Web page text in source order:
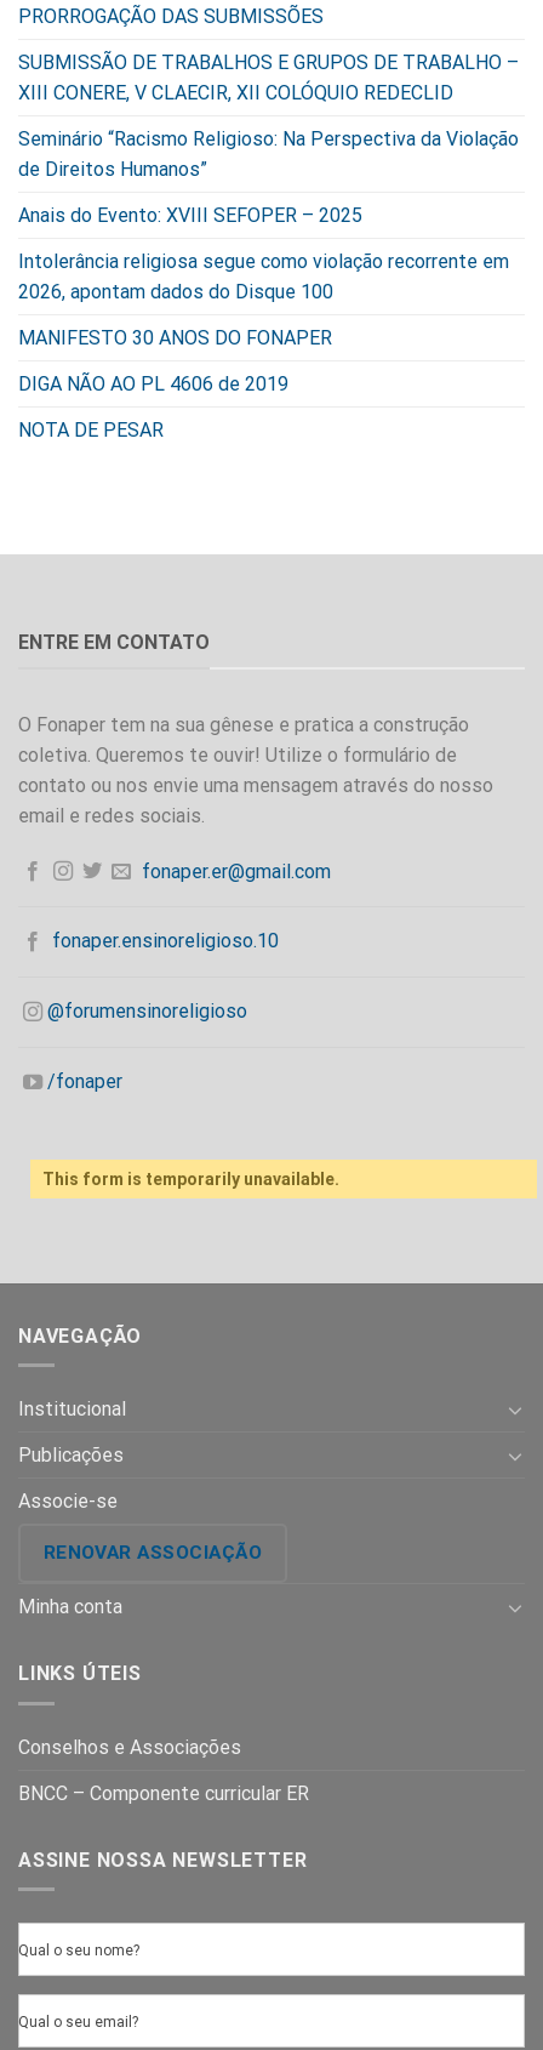
PRORROGAÇÃO DAS SUBMISSÕES
SUBMISSÃO DE TRABALHOS E GRUPOS DE TRABALHO –
XIII CONERE, V CLAECIR, XII COLÓQUIO REDECLID
Seminário “Racismo Religioso: Na Perspectiva da Violação
de Direitos Humanos”
Anais do Evento: XVIII SEFOPER – 2025
Intolerância religiosa segue como violação recorrente em
2026, apontam dados do Disque 100
MANIFESTO 30 ANOS DO FONAPER
DIGA NÃO AO PL 4606 de 2019
NOTA DE PESAR
ENTRE EM CONTATO
O Fonaper tem na sua gênese e pratica a construção
coletiva. Queremos te ouvir! Utilize o formulário de
contato ou nos envie uma mensagem através do nosso
email e redes sociais.
fonaper.er@gmail.com
fonaper.ensinoreligioso.10
@forumensinoreligioso
/fonaper
This form is temporarily unavailable.
NAVEGAÇÃO
Institucional
Publicações
Associe-se
RENOVAR ASSOCIAÇÃO
Minha conta
LINKS ÚTEIS
Conselhos e Associações
BNCC – Componente curricular ER
ASSINE NOSSA NEWSLETTER
Qual o seu nome?
Qual o seu email?